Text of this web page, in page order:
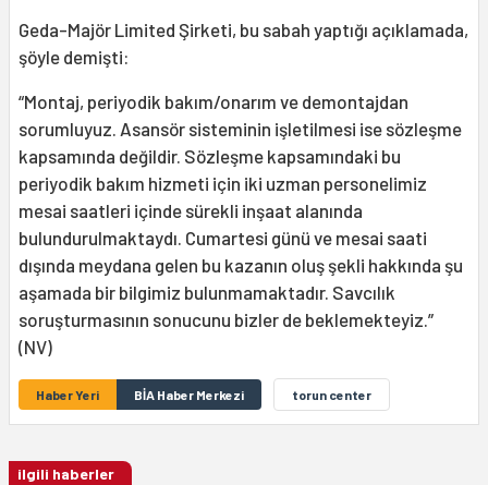
Geda-Majör Limited Şirketi, bu sabah yaptığı açıklamada,
şöyle demişti:
“Montaj, periyodik bakım/onarım ve demontajdan
sorumluyuz. Asansör sisteminin işletilmesi ise sözleşme
kapsamında değildir. Sözleşme kapsamındaki bu
periyodik bakım hizmeti için iki uzman personelimiz
mesai saatleri içinde sürekli inşaat alanında
bulundurulmaktaydı. Cumartesi günü ve mesai saati
dışında meydana gelen bu kazanın oluş şekli hakkında şu
aşamada bir bilgimiz bulunmamaktadır. Savcılık
soruşturmasının sonucunu bizler de beklemekteyiz.”
(NV)
Haber Yeri BİA Haber Merkezi torun center
ilgili haberler